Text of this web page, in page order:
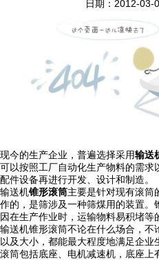
日期：2012-03-
现今的生产企业，普遍选择采用输送
可以按照工厂自动化生产物料的需
配件设备再进行开发、设计和制造。
输送机锥形滚筒主要是针对现有滚筒
作的，是筛涉及一种筛煤用的装置
因在生产作业时，运输物料易积堵等
输送机锥形滚筒不论在什么场合，
以及大小，都能最大程度地满足企
滚筒包括底座、电机减速机，底座